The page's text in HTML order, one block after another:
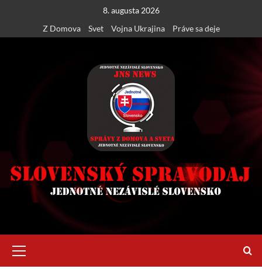
content
8. augusta 2026
Z Domova
Svet Vojna Ukrajina Práve sa deje
Menu